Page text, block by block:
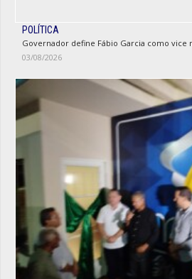
POLÍTICA
Governador define Fábio Garcia como vice
03/08/2026